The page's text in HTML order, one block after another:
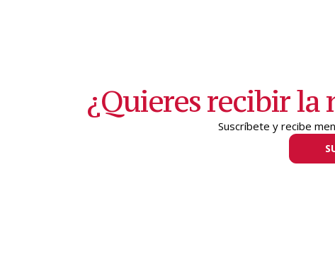
¿Quieres recibir la
Suscríbete y recibe